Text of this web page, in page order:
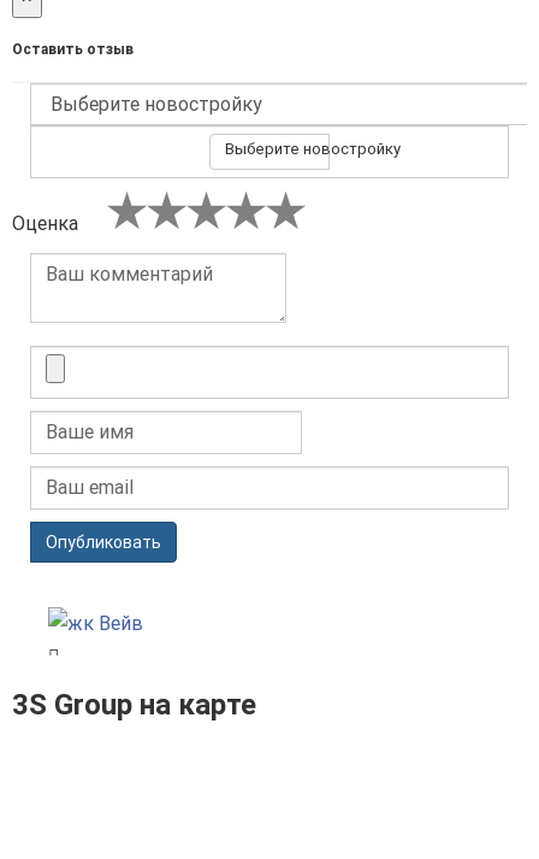
Оставить отзыв
Выберите новостройку
Оценка
Опубликовать
3S Group на карте